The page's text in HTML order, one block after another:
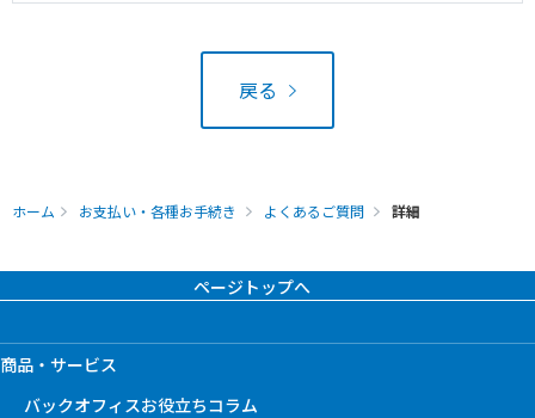
戻る
ホーム お支払い・各種お手続き よくあるご質問 詳細
ページトップへ
商品・サービス
バックオフィスお役立ちコラム